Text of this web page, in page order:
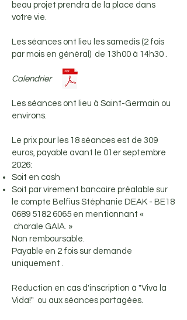
beau projet prendra de la place dans
votre vie.
Les séances ont lieu les samedis (2 fois
par mois en général) de 13h00 à 14h30 .
Calendrier
Les séances ont lieu à Saint-Germain ou
environs.
Le prix pour les 18 séances est de 309
euros, payable avant le 01er septembre
2026​:
Soit en cash
​Soit par virement bancaire préalable sur
le compte Belfius Stéphanie DEAK - BE18
0689 5182 6065 en mentionnant «
chorale GAIA. »
Non remboursable.
​Payable en 2 fois sur demande
uniquement .​
Réduction en cas d'inscription à "Viva la
Vida!" ou aux séances partagées.​